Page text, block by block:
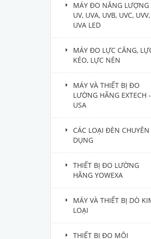
MÁY ĐO NĂNG LƯỢNG
UV, UVA, UVB, UVC, UVV,
UVA LED
MÁY ĐO LỰC CĂNG,
KÉO, LỰC NÉN
MÁY VÀ THIẾT BỊ ĐO
LƯỜNG HÃNG EXTECH -
USA
CÁC LOẠI ĐÈN CHUYÊN
DỤNG
THIẾT BỊ ĐO LƯỜNG
HÃNG YOWEXA
MÁY VÀ THIẾT BỊ DÒ
LOẠI
THIẾT BỊ ĐO MÔI